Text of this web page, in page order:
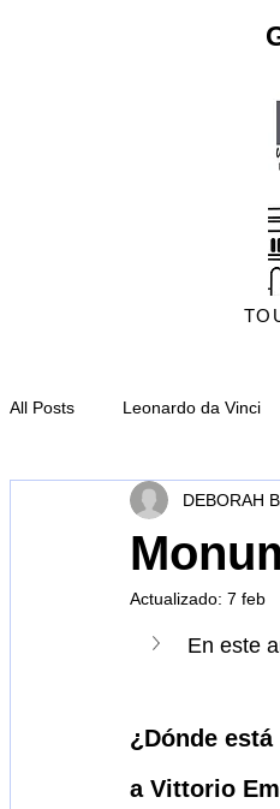
All Posts Leonardo da Vinci
Catedral de Milán
Estación de trenes
DEBORAH
Actualizado: 7 feb
En este
¿Dónde
a Vittorio